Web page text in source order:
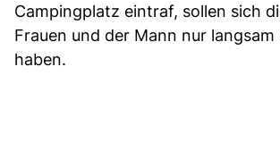
Campingplatz eintraf, sollen sich
Frauen und der Mann nur
haben.